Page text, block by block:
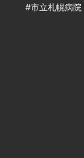
#市立札幌病